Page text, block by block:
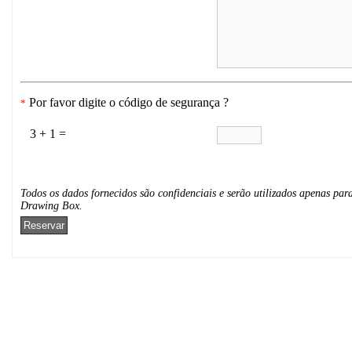
* Por favor digite o código de segurança ?
3 + 1 =
Todos os dados fornecidos são confidenciais e serão utilizados apenas
Drawing Box.